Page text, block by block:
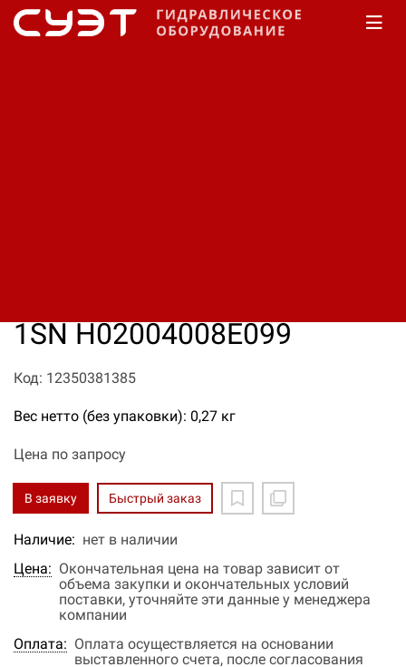
1SN H02004008E099
Код: 12350381385
Вес нетто (без упаковки): 0,27 кг
Цена по запросу
В заявку Быстрый заказ
Наличие: нет в наличии
Цена: Окончательная цена на товар зависит от
объема закупки и окончательных условий
поставки, уточняйте эти данные у менеджера
компании
Оплата: Оплата осуществляется на основании
выставленного счета, после согласования